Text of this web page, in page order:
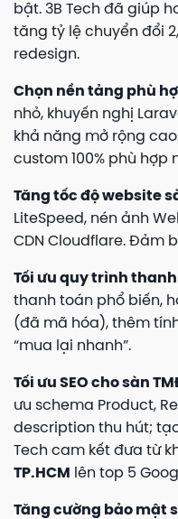
bật. 3B Tech đã giúp
tăng tỷ lệ chuyển đổi
redesign.
Chọn nền tảng phù
nhỏ, khuyến nghị
khả năng mở rộng
custom 100% phù hợp
Tăng tốc độ website
LiteSpeed, nén ảnh
CDN Cloudflare. Đảm
Tối ưu quy trình
thanh toán phổ biến,
(đã mã hóa), thêm
“mua lại nhanh”.
Tối ưu SEO cho sàn
ưu schema Product,
description thu hút;
Tech cam kết đưa từ
TP.HCM
lên top 5
Tăng cường bảo mật